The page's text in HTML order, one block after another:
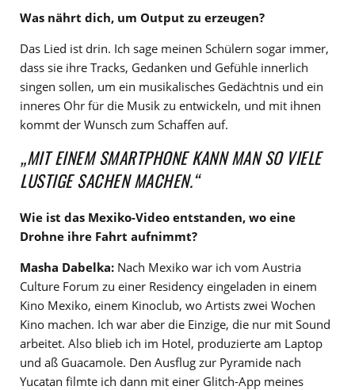
Was nährt dich, um Output zu erzeugen?
Das Lied ist drin. Ich sage meinen Schülern sogar immer,
dass sie ihre Tracks, Gedanken und Gefühle innerlich
singen sollen, um ein musikalisches Gedächtnis und ein
inneres Ohr für die Musik zu entwickeln, und mit ihnen
kommt der Wunsch zum Schaffen auf.
„MIT EINEM SMARTPHONE KANN MAN SO VIELE
LUSTIGE SACHEN MACHEN.“
Wie ist das Mexiko-Video entstanden, wo eine
Drohne ihre Fahrt aufnimmt?
Masha Dabelka: Nach Mexiko war ich vom Austria
Culture Forum zu einer Residency eingeladen in einem
Kino Mexiko, einem Kinoclub, wo Artists zwei Wochen
Kino machen. Ich war aber die Einzige, die nur mit Sound
arbeitet. Also blieb ich im Hotel, produzierte am Laptop
und aß Guacamole. Den Ausflug zur Pyramide nach
Yucatan filmte ich dann mit einer Glitch-App meines